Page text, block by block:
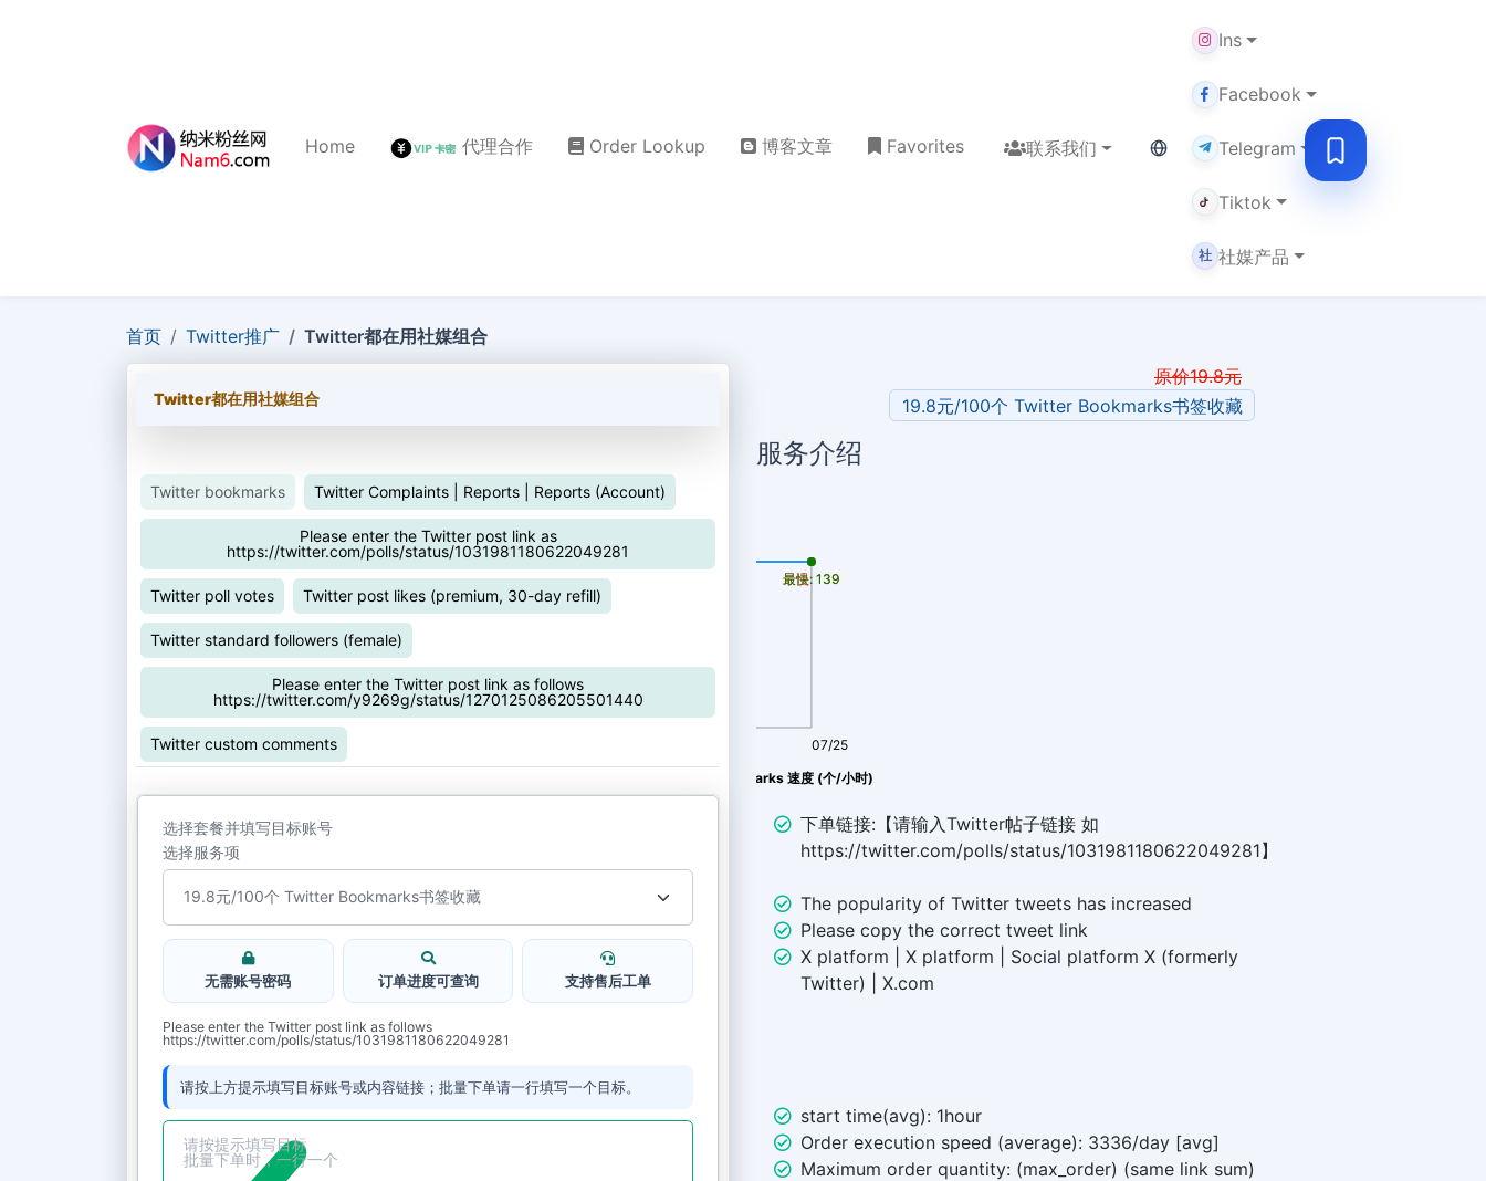
Home 代理合作 Order Lookup 博客文章 Favorites 联系我们 当前语言：English
Ins
Facebook
Telegram
Tiktok
社 社媒产品
首页 Twitter推广 Twitter都在用社媒组合
Twitter都在用社媒组合
Twitter bookmarks Twitter Complaints | Reports | Reports (Account)
Please enter the Twitter post link as
https://twitter.com/polls/status/1031981180622049281
Twitter poll votes Twitter post likes (premium, 30-day refill)
Twitter standard followers (female)
Please enter the Twitter post link as follows
https://twitter.com/y9269g/status/1270125086205501440
Twitter custom comments
选择套餐并填写目标账号
选择服务项
无需账号密码 订单进度可查询 支持售后工单
Please enter the Twitter post link as follows
https://twitter.com/polls/status/1031981180622049281
请按上方提示填写目标账号或内容链接；批量下单请一行填写一个目标。
原价19.8元
19.8元/100个 Twitter Bookmarks书签收藏
服务介绍
Twitter bookmarks 速度 (个/小时)
07/25
最慢: 139
最快: 139
下单链接:【请输入Twitter帖子链接 如
https://twitter.com/polls/status/1031981180622049281】
The popularity of Twitter tweets has increased
Please copy the correct tweet link
X platform | X platform | Social platform X (formerly
Twitter) | X.com
start time(avg): 1hour
Order execution speed (average): 3336/day [avg]
Maximum order quantity: (max_order) (same link sum)